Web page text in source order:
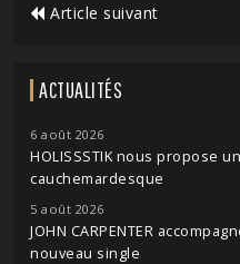
Article suivant
ACTUALITÉS
6 août 2026
HOLISSSTIK nous propose
cauchemardesque
5 août 2026
JOHN CARPENTER
nouveau single